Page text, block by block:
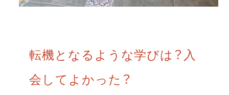
転機となるような学びは？入
会してよかった？